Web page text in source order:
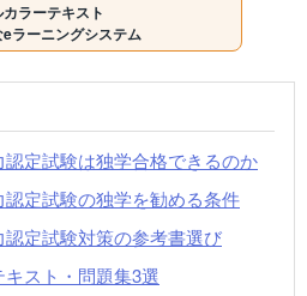
ラーテキスト
ラーニングシステム
定試験は独学合格できるのか
定試験の独学を勧める条件
定試験対策の参考書選び
スト・問題集3選